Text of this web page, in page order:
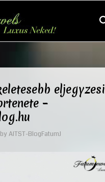
eljegyzesi
–
by AITST-BlogFatumJ